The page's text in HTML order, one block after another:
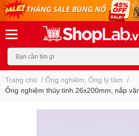
Trang chủ / Ống nghiệm, Ống ly tâm /
Ống nghiệm thủy tinh 26x200mm, nắp